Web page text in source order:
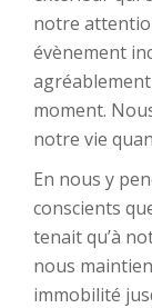
notre
évènement
moment.
notre vie
En nous y
conscients
tenait qu’à
nous
immobilité